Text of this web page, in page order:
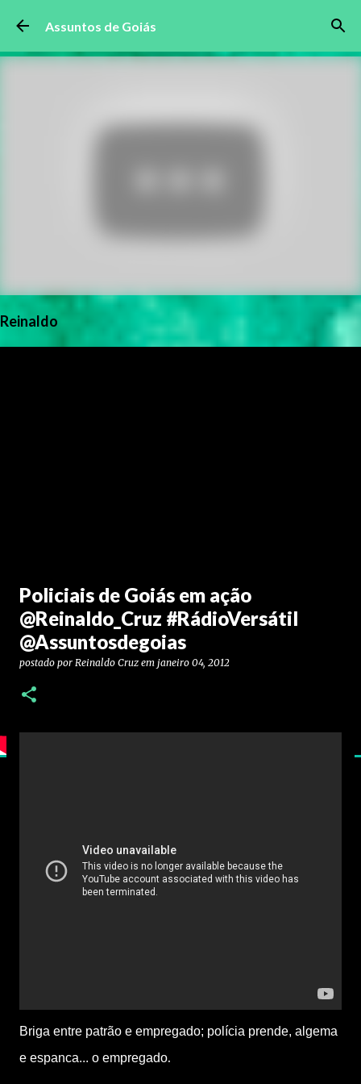
Pular para o conteúdo principal
Assuntos de Goiás
Reinaldo
Policiais de Goiás em ação
@Reinaldo_Cruz #RádioVersátil
@Assuntosdegoias
postado por Reinaldo Cruz em janeiro 04, 2012
Briga entre patrão e empregado; polícia prende, algema
e espanca... o empregado.